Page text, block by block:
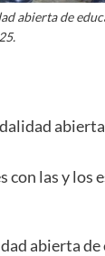
abierta de
con las y los
abierta